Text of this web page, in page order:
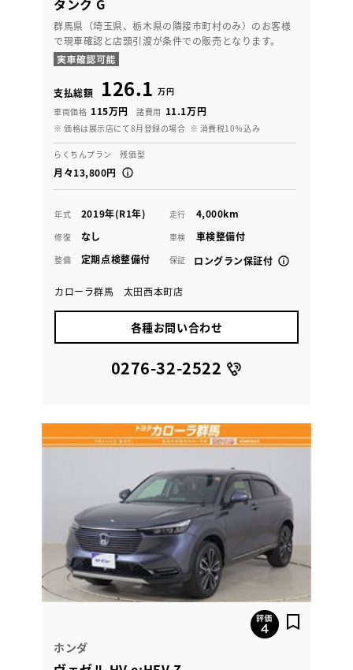
タンク G
群馬県（埼玉県、栃木県の隣接市町村のみ）のお客様
で現車確認と店頭引渡が条件での販売となります。
支払総額 126.1 万円
車両価格 115万円 諸費用 11.1万円
※ 価格は展示店にて8月登録の場合 ※ 消費税10％込み
らくちんプラン 残価型
月々13,800円
年式 2019年(R1年) 走行 4,000km
修復 なし 車検 車検整備付
整備 定期点検整備付 保証 ロングラン保証付
カローラ群馬 太田西本町店
各種お問い合わせ
0276-32-2522
ホンダ